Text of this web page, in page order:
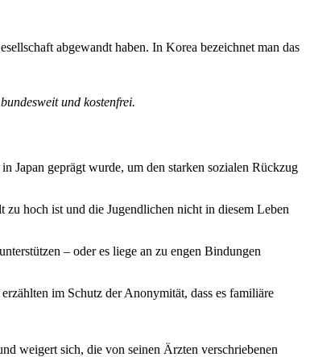
abgewandt haben. In Korea bezeichnet man das
und kostenfrei.
Japan geprägt wurde, um den starken sozialen Rückzug
hoch ist und die Jugendlichen nicht in diesem Leben
– oder es liege an zu engen Bindungen
im Schutz der Anonymität, dass es familiäre
weigert sich, die von seinen Ärzten verschriebenen